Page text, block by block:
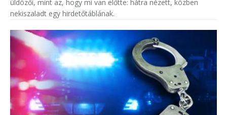
üldözői, mint az, hogy mi van előtte: hátra nézett, közben
nekiszaladt egy hirdetőtáblának.